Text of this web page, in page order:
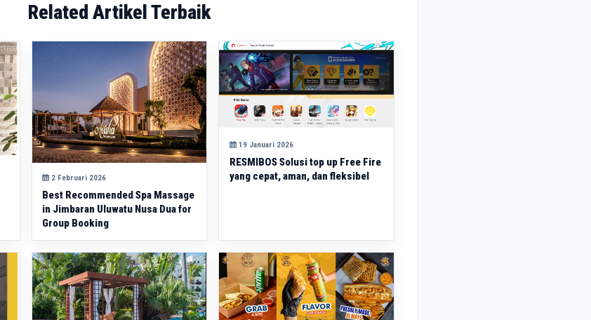
Related Artikel Terbaik
2 Februari 2026
Best Recommended Spa Massage
in Jimbaran Uluwatu Nusa Dua for
Group Booking
19 Januari 2026
RESMIBOS Solusi top up Free Fire
yang cepat, aman, dan fleksibel